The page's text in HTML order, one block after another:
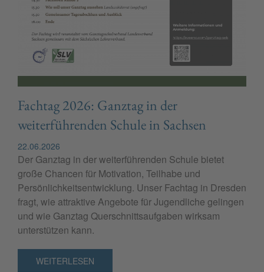
Fachtag 2026: Ganztag in der
weiterführenden Schule in Sachsen
22.06.2026
Der Ganztag in der weiterführenden Schule bietet
große Chancen für Motivation, Teilhabe und
Persönlichkeitsentwicklung. Unser Fachtag in Dresden
fragt, wie attraktive Angebote für Jugendliche gelingen
und wie Ganztag Querschnittsaufgaben wirksam
unterstützen kann.
WEITERLESEN